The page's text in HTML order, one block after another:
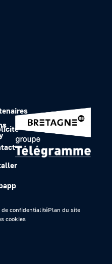
de confidentialitéPlan du site
cookies